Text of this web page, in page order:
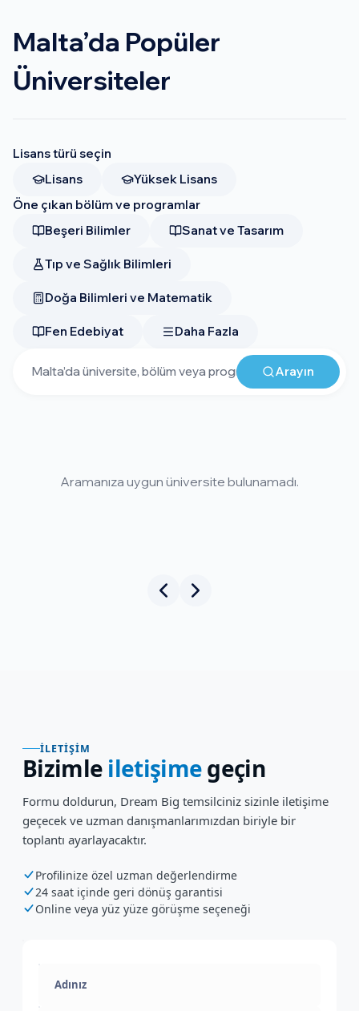
Malta’da Popüler
Üniversiteler
Lisans türü seçin
Lisans
Yüksek Lisans
Öne çıkan bölüm ve programlar
Beşeri Bilimler
Sanat ve Tasarım
Tıp ve Sağlık Bilimleri
Doğa Bilimleri ve Matematik
Fen Edebiyat Daha Fazla
Arayın
Aramanıza uygun üniversite bulunamadı.
İLETIŞIM
Bizimle iletişimegeçin
Formu doldurun, Dream Big temsilciniz sizinle iletişime
geçecek ve uzman danışmanlarımızdan biriyle bir
toplantı ayarlayacaktır.
Profilinize özel uzman değerlendirme
24 saat içinde geri dönüş garantisi
Online veya yüz yüze görüşme seçeneği